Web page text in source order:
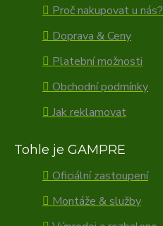
Proč nakupovat u nás?
Doprava & Ceny
Platební možnosti
Obchodní podmínky
Jak reklamovat
Tohle je GAMPRE
Oficiální zastoupení
Montáže & služby